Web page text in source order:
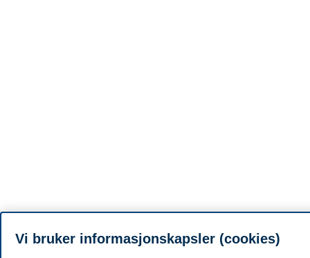
Vi bruker informasjonskapsler (cookies)